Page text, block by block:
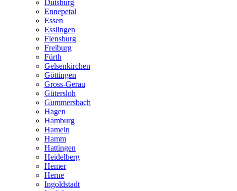
Duisburg
Ennepetal
Essen
Esslingen
Flensburg
Freiburg
Fürth
Gelsenkirchen
Göttingen
Gross-Gerau
Gütersloh
Gummersbach
Hagen
Hamburg
Hameln
Hamm
Hattingen
Heidelberg
Hemer
Herne
Ingoldstadt